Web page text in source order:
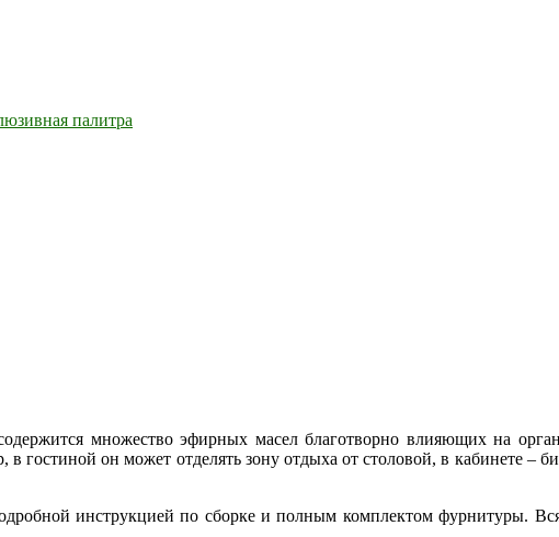
палитра
множество эфирных масел благотворно влияющих на
гостиной он может отделять зону отдыха от столовой, в кабинете –
инструкцией по сборке и полным комплектом фурнитуры.